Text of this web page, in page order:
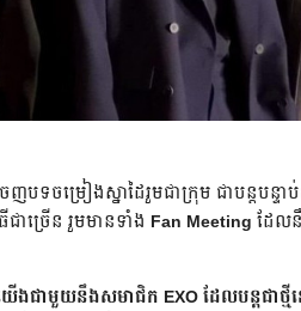
បទចម្រៀងស្នាដៃរួមជាក្រុម ជាបន្តបន្ទ
ា​ច្រើន រួមមានទាំង Fan Meeting ដែលនឹ
យើងជាមួយនឹងសមាជិក EXO ដែលបន្តជាថ្